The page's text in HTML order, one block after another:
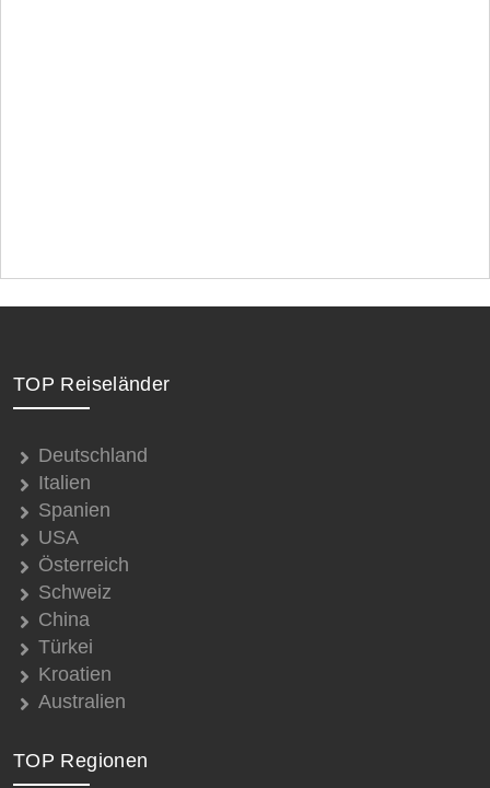
TOP Reiseländer
Deutschland
Italien
Spanien
USA
Österreich
Schweiz
China
Türkei
Kroatien
Australien
TOP Regionen